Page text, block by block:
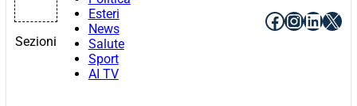
Sezioni
Esteri
News
Salute
Sport
AI TV
Facebook
X